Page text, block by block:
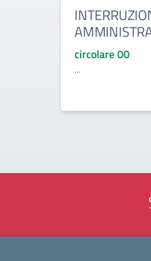
circolare 00
...